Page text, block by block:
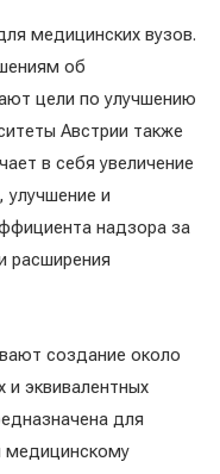
медицинских вузов.
об
цели по улучшению
Австрии также
в себя увеличение
улучшение и
надзора за
расширения
создание около
и эквивалентных
для
медицинскому